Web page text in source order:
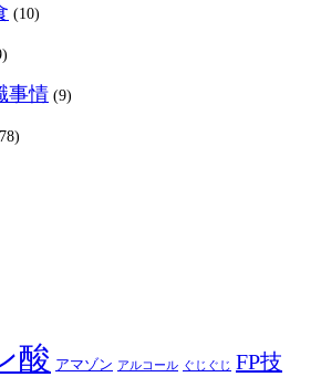
(10)
事情 (9)
酸 アマゾン アルコール ぐじぐじ FP技